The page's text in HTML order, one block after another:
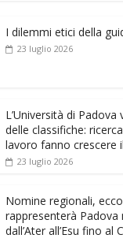
ai
l s
p
ss
e
er
di
I dilemmi etici della
23 luglio 2026
L’Università di
delle classifiche:
lavoro fanno crescere
23 luglio 2026
Nomine regionali,
rappresenterà Padova
dall’Ater all’Esu fino al